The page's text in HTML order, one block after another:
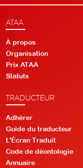
ATAA
À propos
Organisation
Prix ATAA
Statuts
TRADUCTEUR
Adhérer
Guide du traducteur
L'Écran Traduit
Code de déontologie
Annuaire